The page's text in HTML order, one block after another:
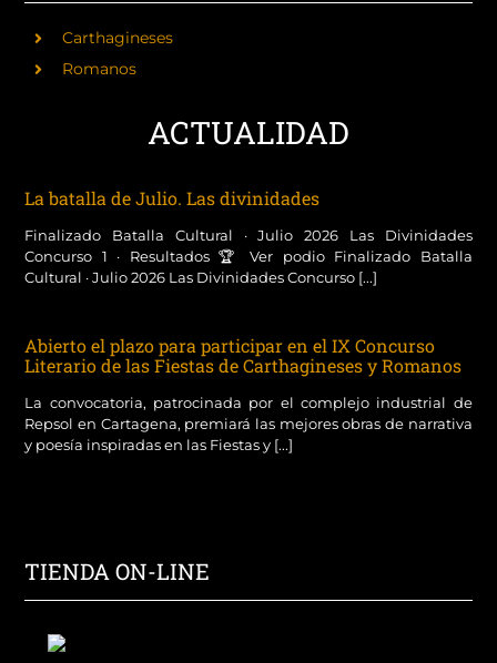
Carthagineses
Romanos
ACTUALIDAD
La batalla de Julio. Las divinidades
Finalizado Batalla Cultural · Julio 2026 Las Divinidades
Concurso 1 · Resultados 🏆 Ver podio Finalizado Batalla
Cultural · Julio 2026 Las Divinidades Concurso [...]
Abierto el plazo para participar en el IX Concurso
Literario de las Fiestas de Carthagineses y Romanos
La convocatoria, patrocinada por el complejo industrial de
Repsol en Cartagena, premiará las mejores obras de narrativa
y poesía inspiradas en las Fiestas y [...]
TIENDA ON-LINE